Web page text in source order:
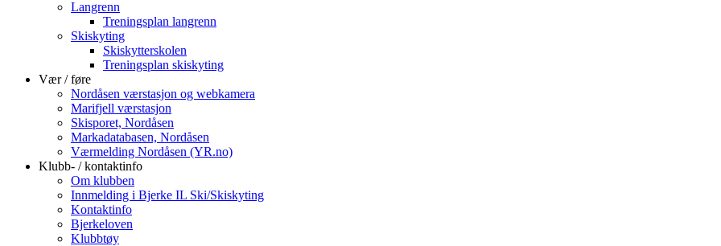
Langrenn
Treningsplan langrenn
Skiskyting
Skiskytterskolen
Treningsplan skiskyting
Vær / føre
Nordåsen værstasjon og webkamera
Marifjell værstasjon
Skisporet, Nordåsen
Markadatabasen, Nordåsen
Værmelding Nordåsen (YR.no)
Klubb- / kontaktinfo
Om klubben
Innmelding i Bjerke IL Ski/Skiskyting
Kontaktinfo
Bjerkeloven
Klubbtøy